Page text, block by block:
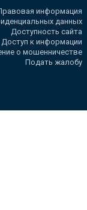
информация
данных
Доступность сайта
Доступ к информации
о мошенничестве
Подать жалобу